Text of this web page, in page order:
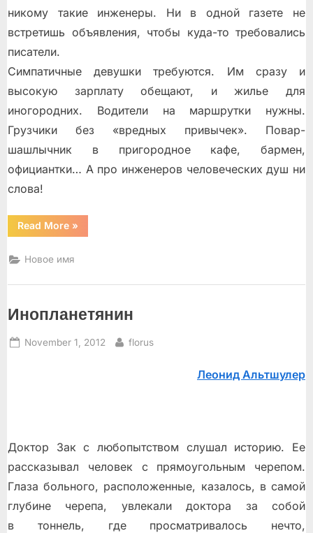
никому такие инженеры. Ни в одной газете не
встретишь объявления, чтобы куда-то требовались
писатели.
Симпатичные девушки требуются. Им сразу и
высокую зарплату обещают, и жилье для
иногородних. Водители на маршрутки нужны.
Грузчики без «вредных привычек». Повар-
шашлычник в пригородное кафе, бармен,
официантки… А про инженеров человеческих душ ни
слова!
Read More“Писатель
по
»
Новое имя
Инопланетянин
Posted
November 1, 2012 By
florus
Леонид Альтшулер
Доктор Зак с любопытством слушал историю. Ее
рассказывал человек с прямоугольным черепом.
Глаза больного, расположенные, казалось, в самой
глубине черепа, увлекали доктора за собой
в тоннель, где просматривалось нечто,